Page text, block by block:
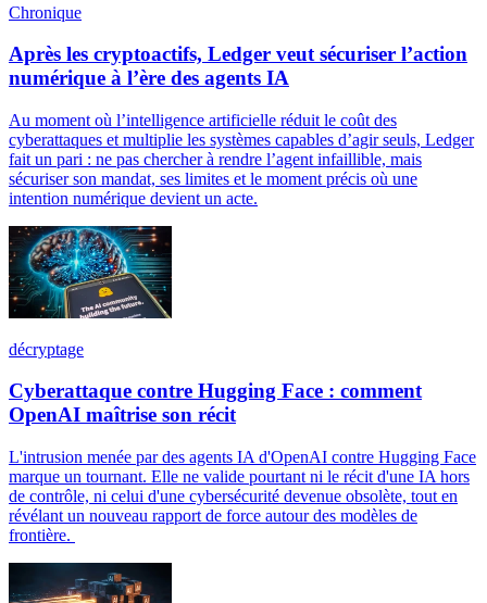
Chronique
Après les cryptoactifs, Ledger veut sécuriser l’action
numérique à l’ère des agents IA
Au moment où l’intelligence artificielle réduit le coût des
cyberattaques et multiplie les systèmes capables d’agir seuls, Ledger
fait un pari : ne pas chercher à rendre l’agent infaillible, mais
sécuriser son mandat, ses limites et le moment précis où une
intention numérique devient un acte.
décryptage
Cyberattaque contre Hugging Face : comment
OpenAI maîtrise son récit
L'intrusion menée par des agents IA d'OpenAI contre Hugging Face
marque un tournant. Elle ne valide pourtant ni le récit d'une IA hors
de contrôle, ni celui d'une cybersécurité devenue obsolète, tout en
révélant un nouveau rapport de force autour des modèles de
frontière.